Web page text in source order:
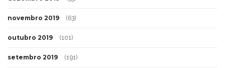
novembro 2019 (63)
outubro 2019 (101)
setembro 2019 (191)